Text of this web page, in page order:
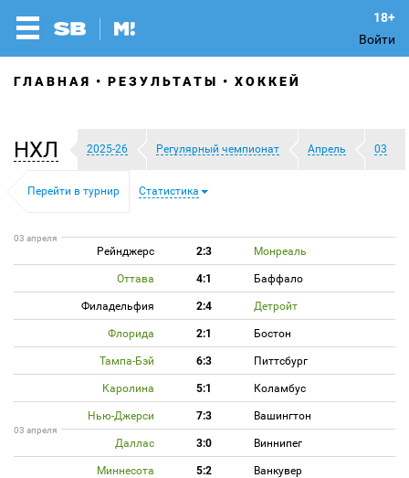
Войти
ГЛАВНАЯ РЕЗУЛЬТАТЫ ХОККЕЙ
НХЛ 2025-26 Регулярный чемпионат Апрель 03
Перейти в турнир Статистика
03 апреля
Рейнджерс 2:3 Монреаль
Оттава 4:1 Баффало
Филадельфия 2:4 Детройт
Флорида 2:1 Бостон
Тампа-Бэй 6:3 Питтсбург
Каролина 5:1 Коламбус
Нью-Джерси 7:3 Вашингтон
03 апреля
Даллас 3:0 Виннипег
Миннесота 5:2 Ванкувер